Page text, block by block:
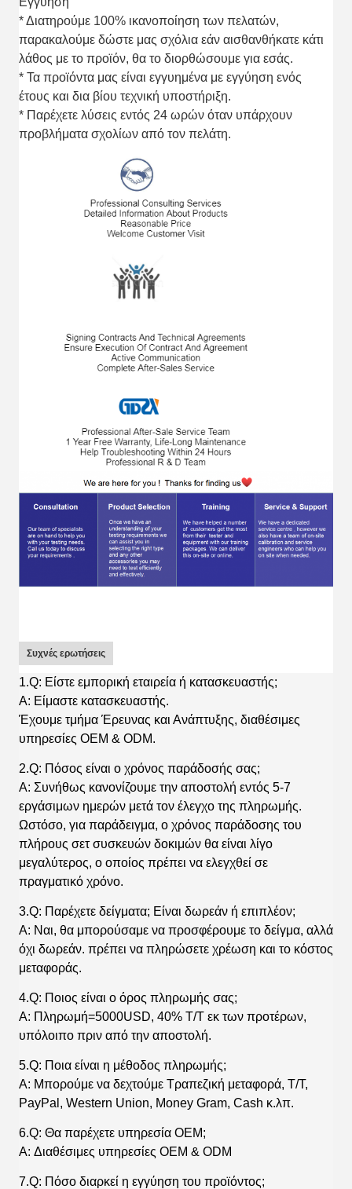
* Διατηρούμε 100% ικανοποίηση των πελατών,
παρακαλούμε δώστε μας σχόλια εάν αισθανθήκατε κάτι
λάθος με το προϊόν, θα το διορθώσουμε για εσάς.
* Τα προϊόντα μας είναι εγγυημένα με εγγύηση ενός
έτους και δια βίου τεχνική υποστήριξη.
* Παρέχετε λύσεις εντός 24 ωρών όταν υπάρχουν
προβλήματα σχολίων από τον πελάτη.
Συχνές ερωτήσεις
1.Q: Είστε εμπορική εταιρεία ή κατασκευαστής;
A: Είμαστε κατασκευαστής.
Έχουμε τμήμα Έρευνας και Ανάπτυξης, διαθέσιμες
υπηρεσίες OEM & ODM.
2.Q: Πόσος είναι ο χρόνος παράδοσής σας;
A: Συνήθως κανονίζουμε την αποστολή εντός 5-7
εργάσιμων ημερών μετά τον έλεγχο της πληρωμής.
Ωστόσο, για παράδειγμα, ο χρόνος παράδοσης του
πλήρους σετ συσκευών δοκιμών θα είναι λίγο
μεγαλύτερος, ο οποίος πρέπει να ελεγχθεί σε
πραγματικό χρόνο.
3.Q: Παρέχετε δείγματα; Είναι δωρεάν ή επιπλέον;
A: Ναι, θα μπορούσαμε να προσφέρουμε το δείγμα, αλλά
όχι δωρεάν. πρέπει να πληρώσετε χρέωση και το κόστος
μεταφοράς.
4.Q: Ποιος είναι ο όρος πληρωμής σας;
A: Πληρωμή=5000USD, 40% T/T εκ των προτέρων,
υπόλοιπο πριν από την αποστολή.
5.Q: Ποια είναι η μέθοδος πληρωμής;
A: Μπορούμε να δεχτούμε Τραπεζική μεταφορά, T/T,
PayPal, Western Union, Money Gram, Cash κ.λπ.
6.Q: Θα παρέχετε υπηρεσία OEM;
A: Διαθέσιμες υπηρεσίες OEM & ODM
7.Q: Πόσο διαρκεί η εγγύηση του προϊόντος;